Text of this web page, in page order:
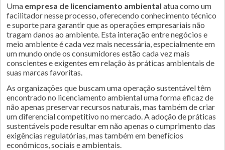
Uma empresa de licenciamento ambiental atua como um
facilitador nesse processo, oferecendo conhecimento técnico
e suporte para garantir que as operações empresariais não
tragam danos ao ambiente. Esta interação entre negócios e
meio ambiente é cada vez mais necessária, especialmente em
um mundo onde os consumidores estão cada vez mais
conscientes e exigentes em relação às práticas ambientais de
suas marcas favoritas.
As organizações que buscam uma operação sustentável têm
encontrado no licenciamento ambiental uma forma eficaz de
não apenas preservar recursos naturais, mas também de criar
um diferencial competitivo no mercado. A adoção de práticas
sustentáveis pode resultar em não apenas o cumprimento das
exigências regulatórias, mas também em benefícios
econômicos, sociais e ambientais.